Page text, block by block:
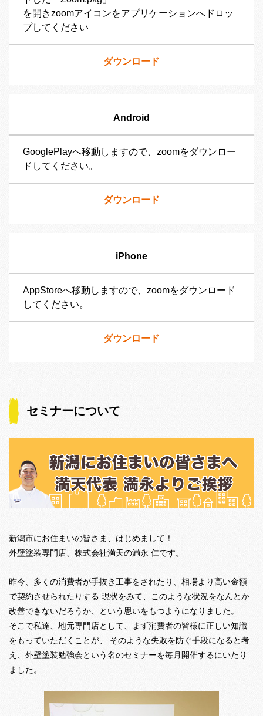
を開きzoomアイコンをアプリケーションへドロッ
プしてください
ダウンロード
Android
GooglePlayへ移動しますので、zoomをダウンロー
ドしてください。
ダウンロード
iPhone
AppStoreへ移動しますので、zoomをダウンロード
してください。
ダウンロード
セミナーについて
新潟市にお住まいの皆さま、はじめまして！
外壁塗装専門店、株式会社満天の満永 仁です。
昨今、多くの消費者が手抜き工事をされたり、相場より高い金額
で契約させられたりする 現状をみて、このような状況をなんとか
改善できないだろうか、という思いをもつようになりました。
そこで私達、地元専門店として、まず消費者の皆様に正しい知識
をもっていただくことが、 そのような失敗を防ぐ手段になると考
え、外壁塗装勉強会という名のセミナーを毎月開催するにいたり
ました。